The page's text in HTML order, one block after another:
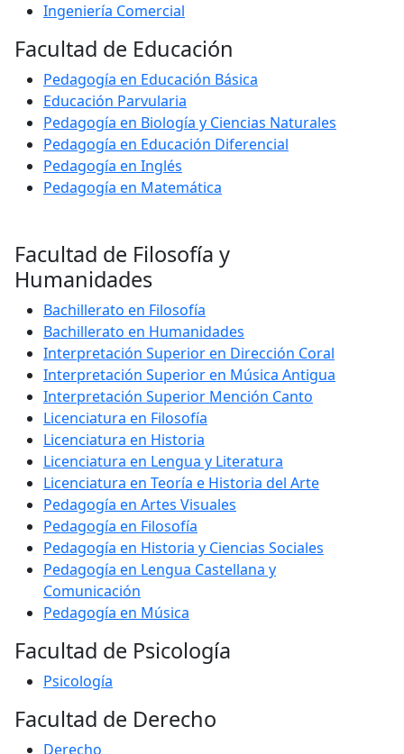
Ingeniería Comercial
Facultad de Educación
Pedagogía en Educación Básica
Educación Parvularia
Pedagogía en Biología y Ciencias Naturales
Pedagogía en Educación Diferencial
Pedagogía en Inglés
Pedagogía en Matemática
Facultad de Filosofía y
Humanidades
Bachillerato en Filosofía
Bachillerato en Humanidades
Interpretación Superior en Dirección Coral
Interpretación Superior en Música Antigua
Interpretación Superior Mención Canto
Licenciatura en Filosofía
Licenciatura en Historia
Licenciatura en Lengua y Literatura
Licenciatura en Teoría e Historia del Arte
Pedagogía en Artes Visuales
Pedagogía en Filosofía
Pedagogía en Historia y Ciencias Sociales
Pedagogía en Lengua Castellana y
Comunicación
Pedagogía en Música
Facultad de Psicología
Psicología
Facultad de Derecho
Derecho